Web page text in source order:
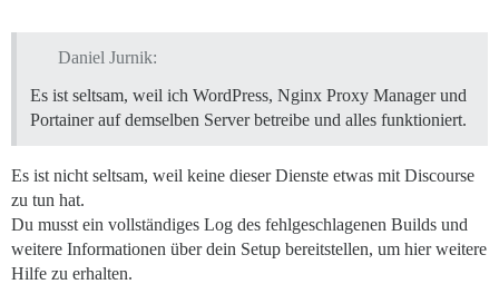
Daniel Jurnik:
Es ist seltsam, weil ich WordPress, Nginx Proxy Manager und
Portainer auf demselben Server betreibe und alles funktioniert.
Es ist nicht seltsam, weil keine dieser Dienste etwas mit Discourse
zu tun hat.
Du musst ein vollständiges Log des fehlgeschlagenen Builds und
weitere Informationen über dein Setup bereitstellen, um hier weitere
Hilfe zu erhalten.